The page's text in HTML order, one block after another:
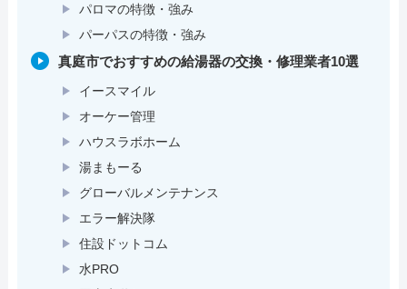
パロマの特徴・強み
パーパスの特徴・強み
真庭市でおすすめの給湯器の交換・修理業者10選
イースマイル
オーケー管理
ハウスラボホーム
湯まもーる
グローバルメンテナンス
エラー解決隊
住設ドットコム
水PRO